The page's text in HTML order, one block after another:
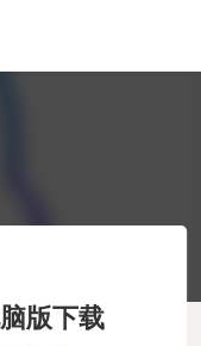
版下载